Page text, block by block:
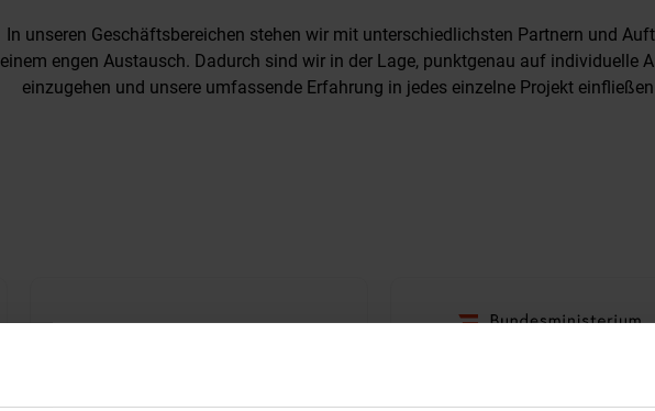
In unseren Geschäftsbereichen stehen wir mit unterschiedlichsten Partnern und
einem engen Austausch. Dadurch sind wir in der Lage, punktgenau auf individuelle
einzugehen und unsere umfassende Erfahrung in jedes einzelne Projekt